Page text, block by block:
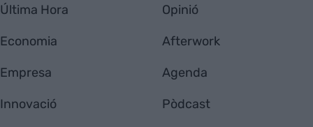
Última Hora
Economia
Empresa
Innovació
Opinió
Afterwork
Agenda
Pòdcast